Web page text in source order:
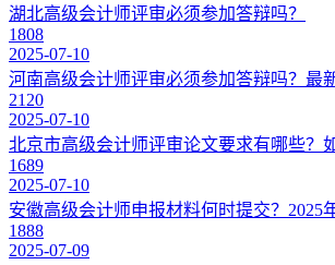
湖北高级会计师评审必须参加答辩吗？
1808
2025-07-10
河南高级会计师评审必须参加答辩吗？最
2120
2025-07-10
北京市高级会计师评审论文要求有哪些？
1689
2025-07-10
安徽高级会计师申报材料何时提交？2025
1888
2025-07-09